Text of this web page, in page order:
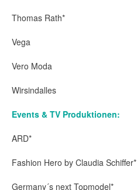
Thomas Rath*
Vega
Vero Moda
Wirsindalles
Events & TV Produktionen:
ARD*
Fashion Hero by Claudia Schiffer*
Germany´s next Topmodel*